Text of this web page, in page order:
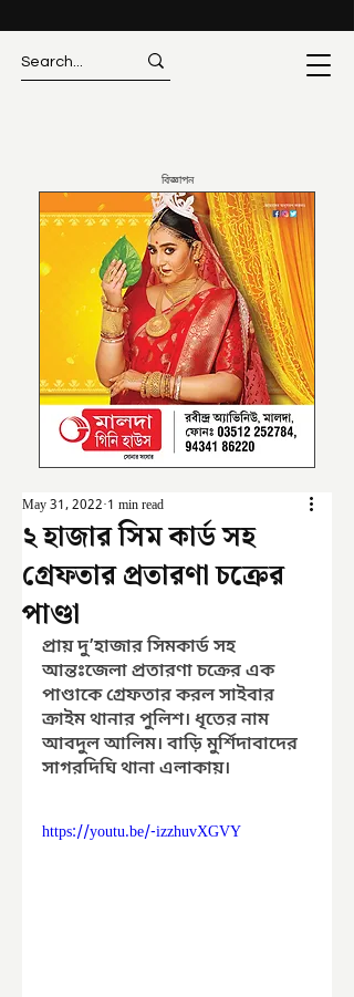
বিজ্ঞাপন
২ হাজার সিম কার্ড সহ
গ্রেফতার প্রতারণা চক্রের
পাণ্ডা
May 31, 2022 1 min read
প্রায় দু’হাজার সিমকার্ড সহ
আন্তঃজেলা প্রতারণা চক্রের এক
পাণ্ডাকে গ্রেফতার করল সাইবার
ক্রাইম থানার পুলিশ। ধৃতের নাম
আবদুল আলিম। বাড়ি মুর্শিদাবাদের
সাগরদিঘি থানা এলাকায়।
https://youtu.be/-izzhuvXGVY